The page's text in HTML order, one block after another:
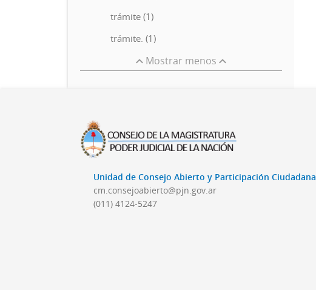
trámite (1)
trámite. (1)
Mostrar menos
Unidad de Consejo Abierto y Participación Ciudadana
cm.consejoabierto@pjn.gov.ar
(011) 4124-5247